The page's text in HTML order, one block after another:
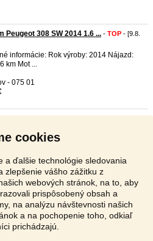
cookies
a ďalšie technológie sledovania
zlepšenie vášho zážitku z
webových stránok, na to, aby
prispôsobený obsah a
na analýzu návštevnosti našich
a na pochopenie toho, odkiaľ
prichádzajú.
Peugeot 308 SW 2014 1.6 ... - TOP - [9.8.
informácie: Rok výroby: 2014 Nájazd:
km Mot ...
- 075 01
308
je ...
- 080 01
1 2 3 Ďalšia